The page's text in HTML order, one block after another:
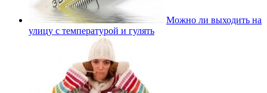
Можно ли выходить на
улицу с температурой и гулять